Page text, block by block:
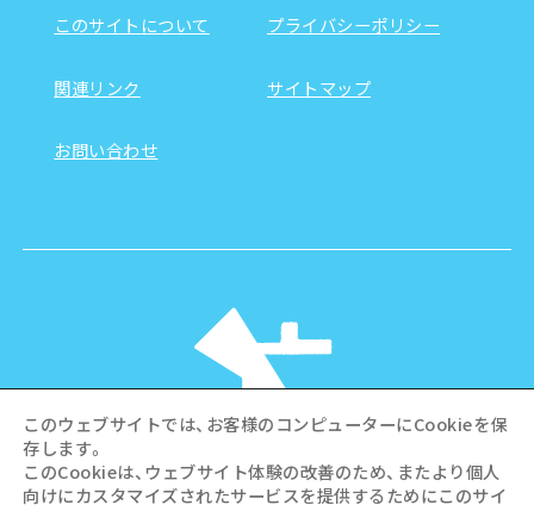
このサイトについて プライバシーポリシー
関連リンク サイトマップ
お問い合わせ
このウェブサイトでは、お客様のコンピューターにCookieを保
存します。
このCookieは、ウェブサイト体験の改善のため、またより個人
向けにカスタマイズされたサービスを提供するためにこのサイ